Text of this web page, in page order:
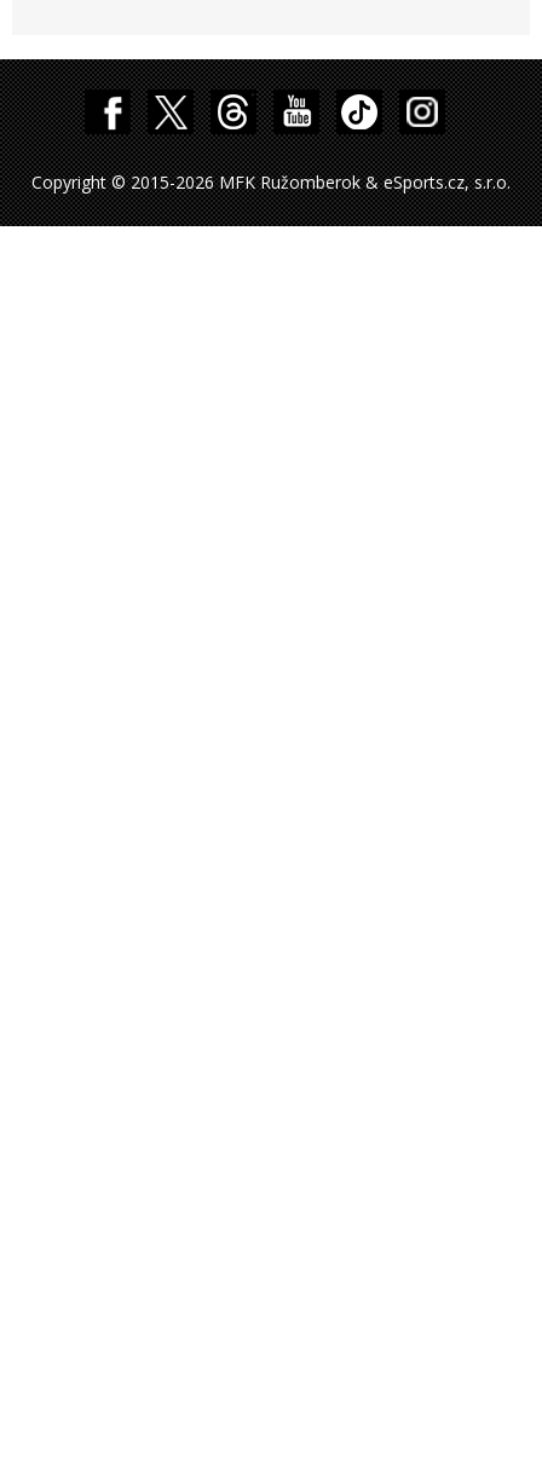
Copyright © 2015-2026 MFK Ružomberok & eSports.cz, s.r.o.